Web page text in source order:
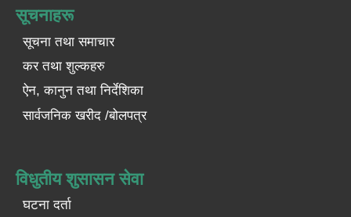
सूचनाहरू
सूचना तथा समाचार
कर तथा शुल्कहरु
ऐन, कानुन तथा निर्देशिका
सार्वजनिक खरीद /बोलपत्र
विधुतीय शुसासन सेवा
घटना दर्ता